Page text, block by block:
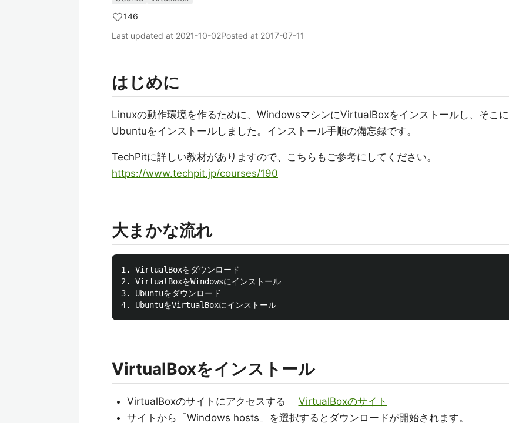
146
Last updated at 2021-10-02Posted at 2017-07-11
はじめに
Linuxの動作環境を作るために、WindowsマシンにVirtualBoxをインストールし、そこに
Ubuntuをインストールしました。インストール手順の備忘録です。
TechPitに詳しい教材がありますので、こちらもご参考にしてください。
https://www.techpit.jp/courses/190
大まかな流れ
1. VirtualBoxをダウンロード
2. VirtualBoxをWindowsにインストール
3. Ubuntuをダウンロード
VirtualBoxをインストール
VirtualBoxのサイトにアクセスする VirtualBoxのサイト
サイトから「Windows hosts」を選択するとダウンロードが開始されます。